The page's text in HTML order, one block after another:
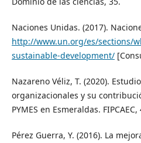
Naciones Unidas. (2017).
http://www.un.org/es/sections/
sustainable-development/
Nazareno Véliz, T. (2020).
organizacionales y su
PYMES en Esmeraldas. FIPCAEC,
Pérez Guerra, Y. (2016). La